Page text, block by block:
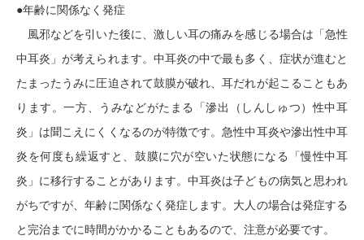
●年齢に関係なく発症
風邪などを引いた後に、激しい耳の痛みを感じる場合は「急性
中耳炎」が考えられます。中耳炎の中で最も多く、症状が進むと
たまったうみに圧迫されて鼓膜が破れ、耳だれが起こることもあ
ります。一方、うみなどがたまる「滲出（しんしゅつ）性中耳
炎」は聞こえにくくなるのが特徴です。急性中耳炎や滲出性中耳
炎を何度も繰返すと、鼓膜に穴が空いた状態になる「慢性中耳
炎」に移行することがあります。中耳炎は子どもの病気と思われ
がちですが、年齢に関係なく発症します。大人の場合は発症する
と完治までに時間がかかることもあるので、注意が必要です。